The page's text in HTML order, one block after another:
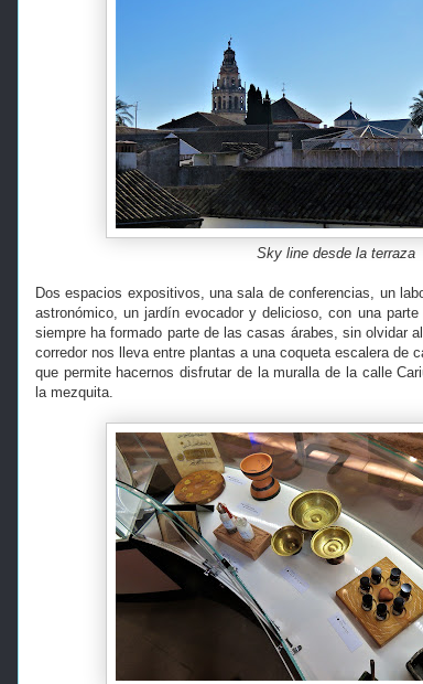
Sky line desde la terraza
Dos espacios expositivos, una sala de conferencias, un
astronómico, un jardín evocador y delicioso, con una
siempre ha formado parte de las casas árabes, sin olvidar
corredor nos lleva entre plantas a una coqueta escalera de
que permite hacernos disfrutar de la muralla de la calle
la mezquita.